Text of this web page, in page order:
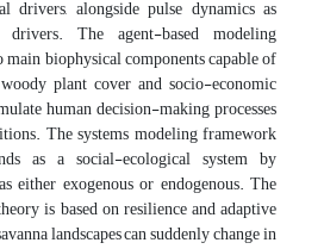
drivers, alongside pulse dynamics as
The agent-based modeling
biophysical components capable of
plant cover and socio-economic
human decision-making processes
The systems modeling framework
as a social-ecological system by
either exogenous or endogenous. The
is based on resilience and adaptive
landscapes can suddenly change in